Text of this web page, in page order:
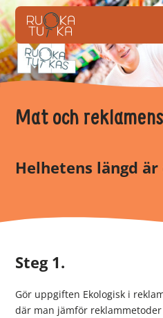
Mat och
Helhetens längd är
Steg 1.
Gör uppgiften Ekologisk i
där man jämför